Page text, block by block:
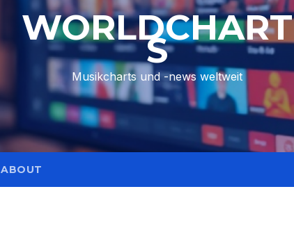
WORLDCHART
S
Musikcharts und -news weltweit
ABOUT